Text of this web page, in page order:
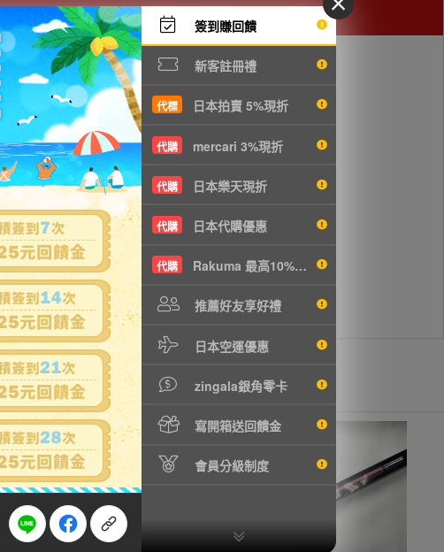
簽到賺回饋
新客註冊禮
代標 日本拍賣 5%現折
代購 mercari 3%現折
代購 日本樂天現折
代購 日本代購優惠
代購 Rakuma 最高10%現折
推薦好友享好禮
日本空運優惠
zingala銀角零卡
寫開箱送回饋金
會員分級制度